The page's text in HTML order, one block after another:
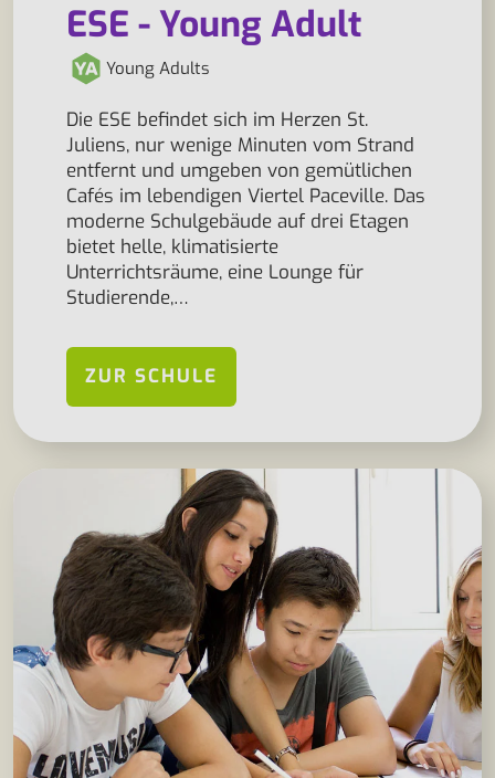
ESE - Young Adult
Young Adults
Die ESE befindet sich im Herzen St.
Juliens, nur wenige Minuten vom Strand
entfernt und umgeben von gemütlichen
Cafés im lebendigen Viertel Paceville. Das
moderne Schulgebäude auf drei Etagen
bietet helle, klimatisierte
Unterrichtsräume, eine Lounge für
Studierende,…
ZUR SCHULE